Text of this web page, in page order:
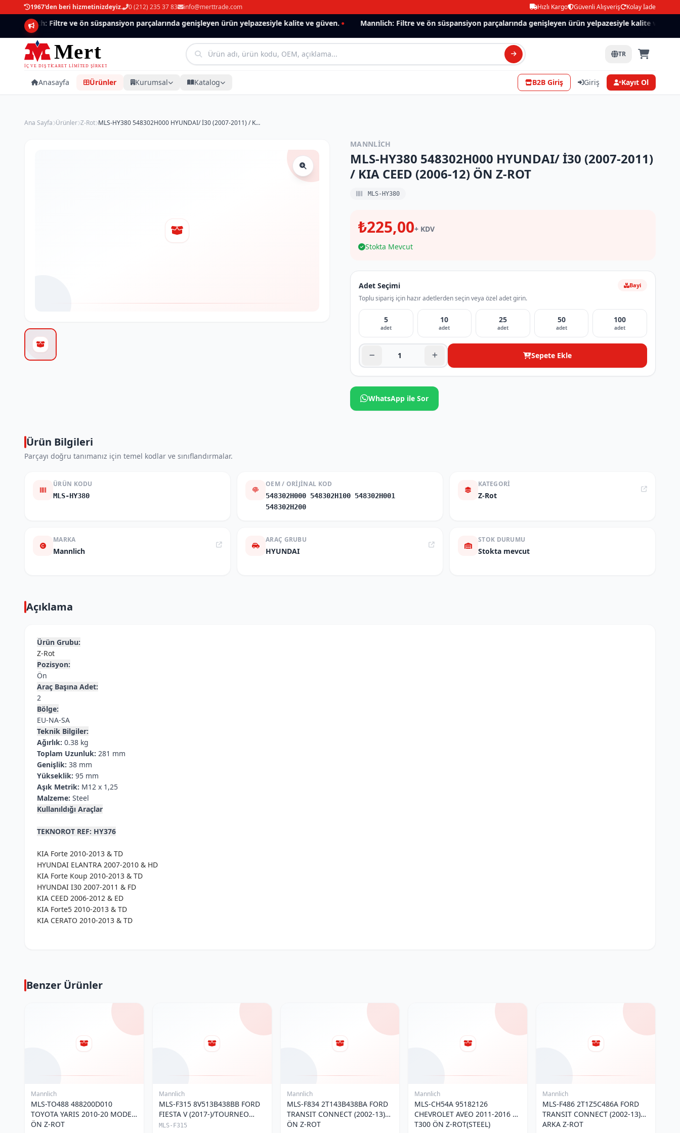
1967'den beri hizmetinizdeyiz. 0 (212) 235 37 83 info@merttrade.com Hızlı Kargo Güvenli Alışveriş Kolay İade
Mannlich: Filtre ve ön süspansiyon parçalarında genişleyen ürün yelpazesiyle kalite ve güven. Mannlich: Filtre ve ön süspansiyon parçalarında genişleyen ürün yelpazesiyle kalite ve güven.
TR
Anasayfa Ürünler Kurumsal Katalog B2B Giriş Giriş Kayıt Ol
Ana Sayfa Ürünler Z-Rot MLS-HY380 548302H000 HYUNDAI/ İ30 (2007-2011) / KIA CEED (2006-12) ÖN Z-ROT
MANNLICH
MLS-HY380 548302H000 HYUNDAI/ İ30 (2007-2011)
/ KIA CEED (2006-12) ÖN Z-ROT
MLS-HY380
₺225,00+ KDV
Stokta Mevcut
Adet Seçimi
Toplu sipariş için hazır adetlerden seçin veya özel adet girin.
Bayi
5
adet
10
adet
25
adet
50
adet
100
adet
Sepete Ekle
WhatsApp ile Sor
Ürün Bilgileri
Parçayı doğru tanımanız için temel kodlar ve sınıflandırmalar.
ÜRÜN KODU
MLS-HY380
OEM / ORIJINAL KOD
548302H000 548302H100 548302H001
548302H200
KATEGORI
Z-Rot
MARKA
Mannlich
ARAÇ GRUBU
HYUNDAI
STOK DURUMU
Stokta mevcut
Açıklama
Ürün Grubu:
Z-Rot
Pozisyon:
Ön
Araç Başına Adet:
2
Bölge:
EU-NA-SA
Teknik Bilgiler:
Ağırlık: 0.38 kg
Toplam Uzunluk: 281 mm
Genişlik: 38 mm
Yükseklik: 95 mm
Aşık Metrik: M12 x 1,25
Malzeme: Steel
Kullanıldığı Araçlar
TEKNOROT REF: HY376
KIA Forte 2010-2013 & TD
HYUNDAI ELANTRA 2007-2010 & HD
KIA Forte Koup 2010-2013 & TD
HYUNDAI I30 2007-2011 & FD
KIA CEED 2006-2012 & ED
KIA Forte5 2010-2013 & TD
KIA CERATO 2010-2013 & TD
Benzer Ürünler
Mannlich
MLS-TO488 488200D010
TOYOTA YARIS 2010-20 MODEL
ÖN Z-ROT
Mannlich
MLS-F315 8V513B438BB FORD
FIESTA V (2017-)/TOURNEO
COURIER(2023-) ÖN Z-ROT
MLS-F315
Mannlich
MLS-F834 2T143B438BA FORD
TRANSIT CONNECT (2002-13)
ÖN Z-ROT
Mannlich
MLS-CH54A 95182126
CHEVROLET AVEO 2011-2016 &
T300 ÖN Z-ROT(STEEL)
Mannlich
MLS-F486 2T1Z5C486A FORD
TRANSIT CONNECT (2002-13)
ARKA Z-ROT